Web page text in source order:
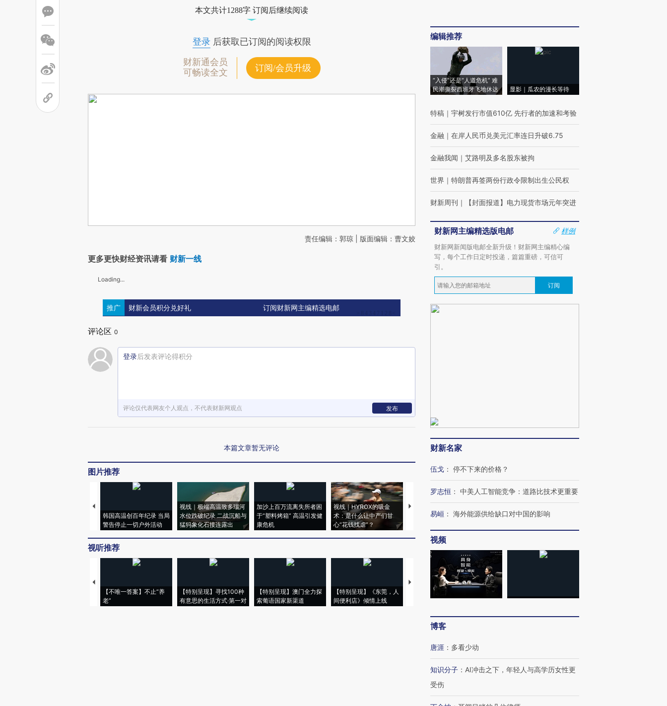
本文共计1288字 订阅后继续阅读
登录后获取已订阅的阅读权限
财新通会员
可畅读全文
订阅/会员升级
责任编辑：郭琼 | 版面编辑：曹文姣
更多更快财经资讯请看 财新一线
Loading...
推广 财新会员积分兑好礼 订阅财新网主编精选电邮
评论区 0
登录后发表评论得积分
评论仅代表网友个人观点，不代表财新网观点 发布
本篇文章暂无评论
图片推荐
韩国高温创百年纪录 当局
警告停止一切户外活动
视线｜极端高温致多瑙河
水位跌破纪录 二战沉船与
猛犸象化石接连露出
加沙上百万流离失所者困
于“塑料烤箱” 高温引发健
康危机
视线｜HYROX的吸金
术：是什么让中产们甘
心“花钱找虐”？
马航飞行员跨国走私7万
粒摇头丸 尿检体内含3种
度Z世代 用街头抗争将教
视听推荐
【不唯一答案】不止“养
老”
【特别呈现】寻找100种
有意思的生活方式·第一对
【特别呈现】澳门全力探
索葡语国家新渠道
【特别呈现】《东莞，人
间便利店》倾情上线
【推广】走进第四届链博
会，让数智科技“链”接产
【特别呈现】寻找100种
有意思的生活方式·第三对
住三大增长引擎是什么？
编辑推荐
“入侵”还是“人道危机” 难
民潮撕裂西班牙飞地休达
显影｜瓜农的漫长等待
特稿 ｜ 宇树发行市值610亿 先行者的加速和考验
金融 ｜ 在岸人民币兑美元汇率连日升破6.75
金融我闻 ｜ 艾路明及多名股东被拘
世界 ｜ 特朗普再签两份行政令限制出生公民权
财新周刊 ｜ 【封面报道】电力现货市场元年突进
财新网主编精选版电邮
样例
财新网新闻版电邮全新升级！财新网主编精心编
写，每个工作日定时投递，篇篇重磅，可信可
引。
订阅
财新名家
伍戈 ： 停不下来的价格？
罗志恒 ： 中美人工智能竞争：道路比技术更重要
易峘 ： 海外能源供给缺口对中国的影响
视频
博客
唐涯 ： 多看少动
知识分子 ： AI冲击之下，年轻人与高学历女性更
受伤